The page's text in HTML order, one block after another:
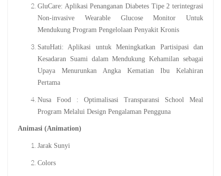
GluCare: Aplikasi Penanganan Diabetes Tipe 2 terintegrasi
Non-invasive Wearable Glucose Monitor Untuk
Mendukung Program Pengelolaan Penyakit Kronis
SatuHati: Aplikasi untuk Meningkatkan Partisipasi dan
Kesadaran Suami dalam Mendukung Kehamilan sebagai
Upaya Menurunkan Angka Kematian Ibu Kelahiran
Pertama
Nusa Food : Optimalisasi Transparansi School Meal
Program Melalui Design Pengalaman Pengguna
Animasi (Animation)
Jarak Sunyi
Colors